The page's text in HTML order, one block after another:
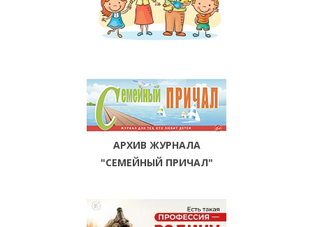
АРХИВ ЖУРНАЛА
"СЕМЕЙНЫЙ ПРИЧАЛ"